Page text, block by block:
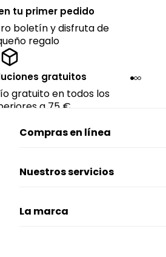
tu primer pedido
boletín y disfruta de
regalo
gratuitos
gratuito en todos los
a 75 €.
Compras en línea
Nuestros servicios
La marca